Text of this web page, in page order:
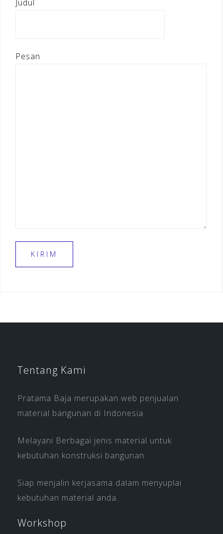
Judul
Pesan
Tentang Kami
Pratama Baja merupakan web penjualan
material bangunan di Indonesia.
Melayani Berbagai jenis material untuk
kebutuhan konstruksi bangunan.
Siap menjalin kerjasama dalam menyuplai
kebutuhan material anda.
Workshop